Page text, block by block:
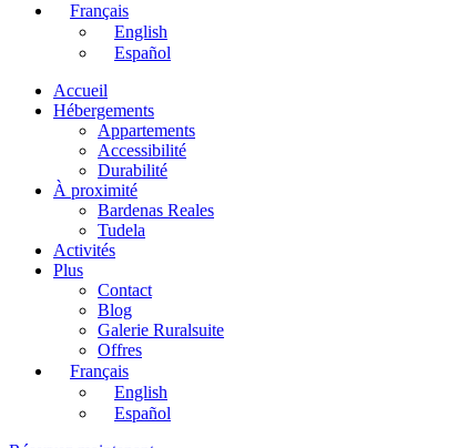
Français
English
Español
Accueil
Hébergements
Appartements
Accessibilité
Durabilité
À proximité
Bardenas Reales
Tudela
Activités
Plus
Contact
Blog
Galerie Ruralsuite
Offres
Français
English
Español